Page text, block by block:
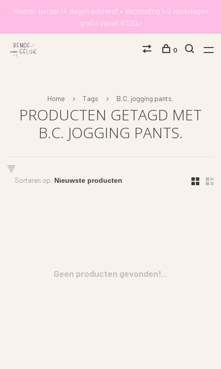
Klarna: betaal 14 dagen achteraf • Verzending 1-2 werkdagen
gratis vanaf €100,-
0
Home Tags B.C. jogging pants.
PRODUCTEN GETAGD MET
B.C. JOGGING PANTS.
Sorteren op:
Geen producten gevonden!...